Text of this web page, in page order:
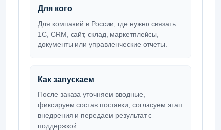
Для кого
Для компаний в России, где нужно связать
1С, CRM, сайт, склад, маркетплейсы,
документы или управленческие отчеты.
Как запускаем
После заказа уточняем вводные,
фиксируем состав поставки, согласуем этап
внедрения и передаем результат с
поддержкой.